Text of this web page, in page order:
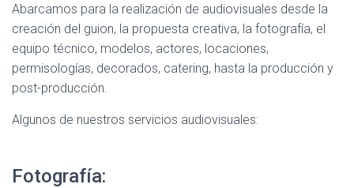
Abarcamos para la realización de audiovisuales desde la
creación del guion, la propuesta creativa, la fotografía, el
equipo técnico, modelos, actores, locaciones,
permisologías, decorados, catering, hasta la producción y
post-producción.
Algunos de nuestros servicios audiovisuales:
Fotografía: